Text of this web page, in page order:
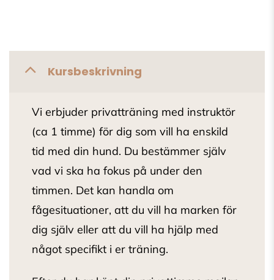
Kursbeskrivning
Vi erbjuder privatträning med instruktör
(ca 1 timme) för dig som vill ha enskild
tid med din hund. Du bestämmer själv
vad vi ska ha fokus på under den
timmen. Det kan handla om
fågesituationer, att du vill ha marken för
dig själv eller att du vill ha hjälp med
något specifikt i er träning.